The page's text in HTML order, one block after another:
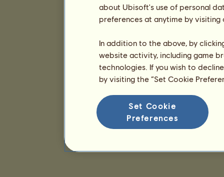
about Ubisoft's use of personal
preferences at anytime by
In addition to the above, by
website activity, including game
technologies. If you wish to
by visiting the “Set Cookie
Set Cookie
Preferences